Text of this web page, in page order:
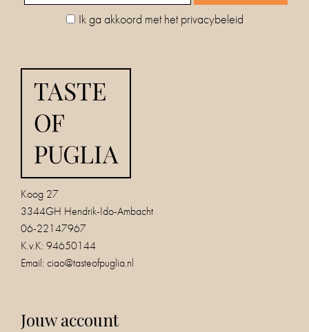
Ik ga akkoord met het privacybeleid
Koog 27
3344GH Hendrik-Ido-Ambacht
06-22147967
K.v.K: 94650144
Email: ciao@tasteofpuglia.nl
Jouw account